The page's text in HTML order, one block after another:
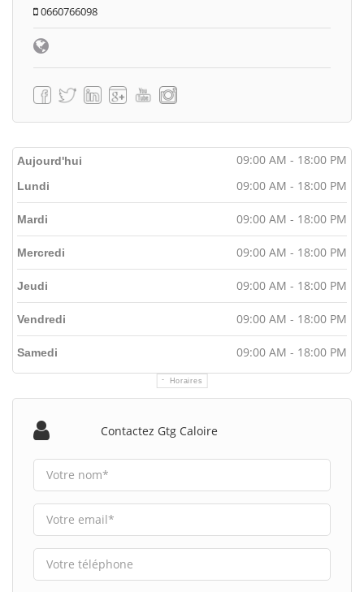
0660766098
Aujourd'hui 09:00 AM - 18:00 PM
Horaires
Lundi 09:00 AM - 18:00 PM
Mardi 09:00 AM - 18:00 PM
Mercredi 09:00 AM - 18:00 PM
Jeudi 09:00 AM - 18:00 PM
Vendredi 09:00 AM - 18:00 PM
Samedi 09:00 AM - 18:00 PM
Contactez Gtg Caloire